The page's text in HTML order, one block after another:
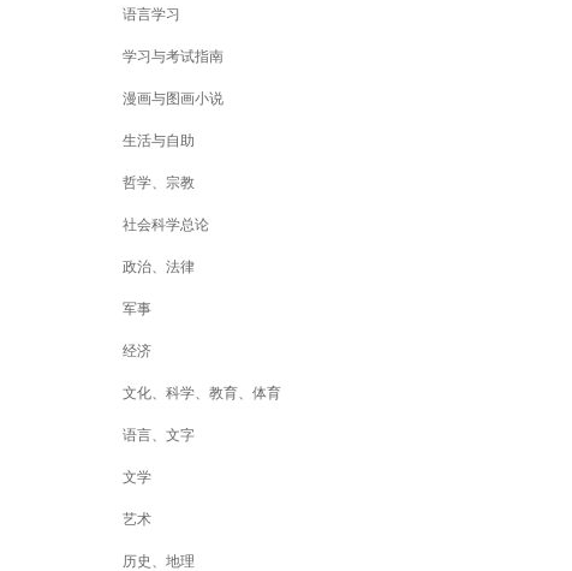
语言学习
学习与考试指南
漫画与图画小说
生活与自助
哲学、宗教
社会科学总论
政治、法律
军事
经济
文化、科学、教育、体育
语言、文字
文学
艺术
历史、地理